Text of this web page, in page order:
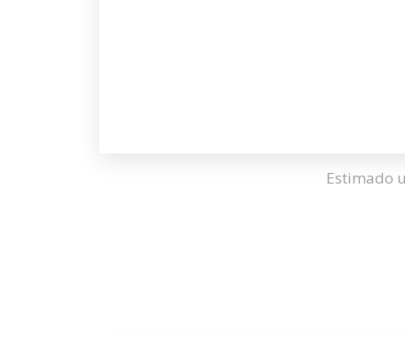
Estimado